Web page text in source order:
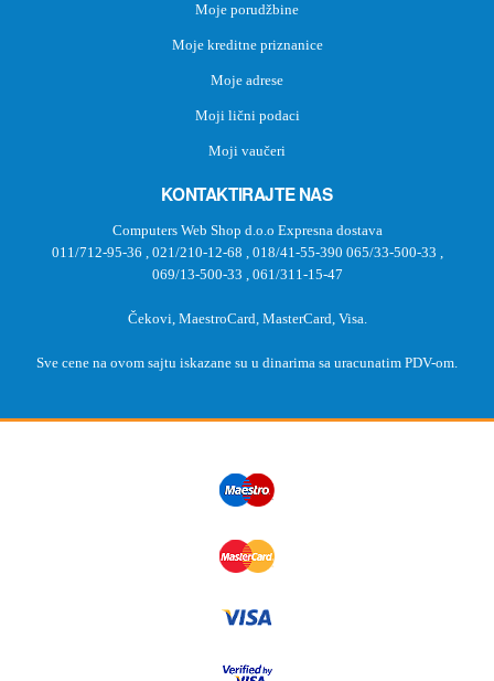
Moje porudžbine
Moje kreditne priznanice
Moje adrese
Moji lični podaci
Moji vaučeri
KONTAKTIRAJTE NAS
Computers Web Shop d.o.o Expresna dostava
011/712-95-36 , 021/210-12-68 , 018/41-55-390 065/33-500-33 ,
069/13-500-33 , 061/311-15-47
Čekovi, MaestroCard, MasterCard, Visa.
Sve cene na ovom sajtu iskazane su u dinarima sa uracunatim PDV-om.